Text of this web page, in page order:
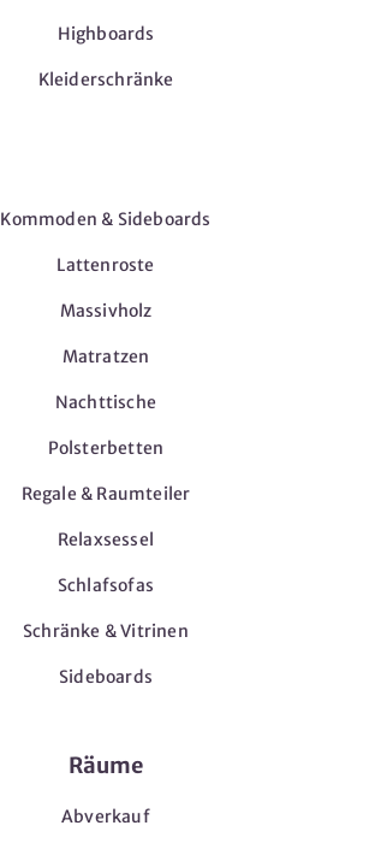
Highboards
Kleiderschränke
Kommoden & Sideboards
Lattenroste
Massivholz
Matratzen
Nachttische
Polsterbetten
Regale & Raumteiler
Relaxsessel
Schlafsofas
Schränke & Vitrinen
Sideboards
Räume
Abverkauf